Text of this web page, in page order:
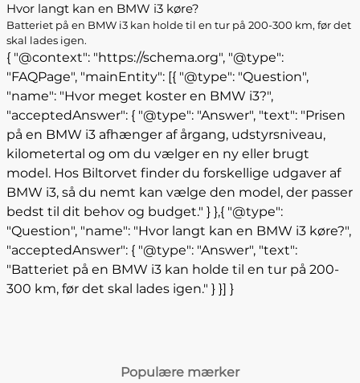
Hvor langt kan en BMW i3 køre?
Batteriet på en BMW i3 kan holde til en tur på 200-300 km, før det
skal lades igen.
{ "@context": "https://schema.org", "@type":
"FAQPage", "mainEntity": [{ "@type": "Question",
"name": "Hvor meget koster en BMW i3?",
"acceptedAnswer": { "@type": "Answer", "text": "Prisen
på en BMW i3 afhænger af årgang, udstyrsniveau,
kilometertal og om du vælger en ny eller brugt
model. Hos Biltorvet finder du forskellige udgaver af
BMW i3, så du nemt kan vælge den model, der passer
bedst til dit behov og budget." } },{ "@type":
"Question", "name": "Hvor langt kan en BMW i3 køre?",
"acceptedAnswer": { "@type": "Answer", "text":
"Batteriet på en BMW i3 kan holde til en tur på 200-
300 km, før det skal lades igen." } }] }
Populære mærker